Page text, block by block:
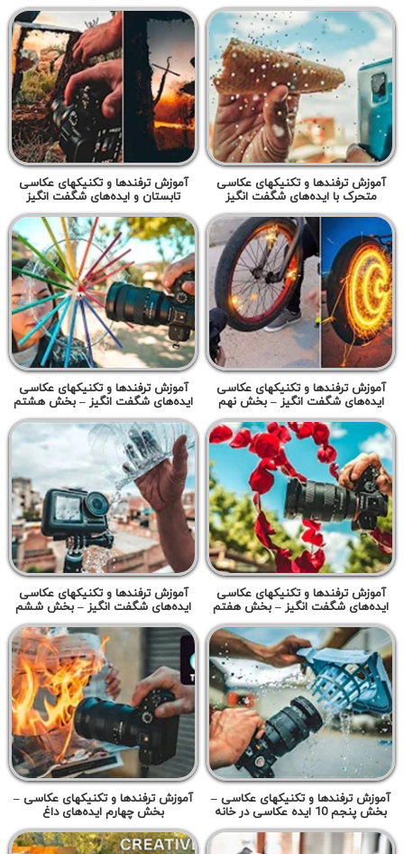
آموزش ترفندها و تکنیکهای عکاسی
متحرک با ایده‌های شگفت انگیز
آموزش ترفندها و تکنیکهای عکاسی
تابستان و ایده‌های شگفت انگیز
آموزش ترفندها و تکنیکهای عکاسی
ایده‌های شگفت انگیز – بخش نهم
آموزش ترفندها و تکنیکهای عکاسی
ایده‌های شگفت انگیز – بخش هشتم
آموزش ترفندها و تکنیکهای عکاسی
ایده‌های شگفت انگیز – بخش هفتم
آموزش ترفندها و تکنیکهای عکاسی
ایده‌های شگفت انگیز – بخش ششم
آموزش ترفندها و تکنیکهای عکاسی –
بخش پنجم 10 ایده عکاسی در خانه
آموزش ترفندها و تکنیکهای عکاسی –
بخش چهارم ایده‌های داغ